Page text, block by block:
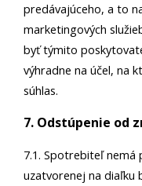
predávajúceho, a to
marketingových
byť týmito
výhradne na účel, na
súhlas.
7. Odstúpenie od
7.1. Spotrebiteľ
uzatvorenej na diaľku